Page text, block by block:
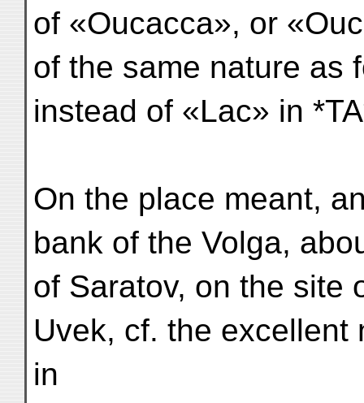
of «Oucacca», or
of the same nature as
instead of «Lac» in
On the place meant,
bank of the Volga,
of Saratov, on the site
Uvek, cf. the excellent
in